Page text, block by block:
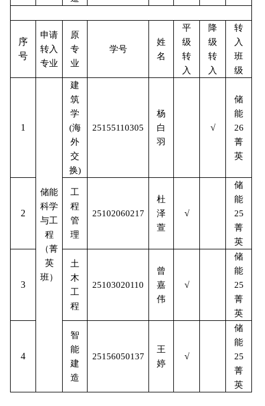
序
号
申请
转入
专业
原
专
业
学号
姓
名
平
级
转
入
降
级
转
入
转
入
班
级
1
储能
科学
与工
程
（菁
英
班）
建
筑
学
(海
外
交
换)
25155110305
杨
白
羽
√
储
能
26
菁
英
2
工
程
管
理
25102060217
杜
泽
萱
√
储
能
25
菁
英
3
土
木
工
程
25103020110
曾
嘉
伟
√
储
能
25
菁
英
4
智
能
建
造
25156050137
王
婷
√
储
能
25
菁
英